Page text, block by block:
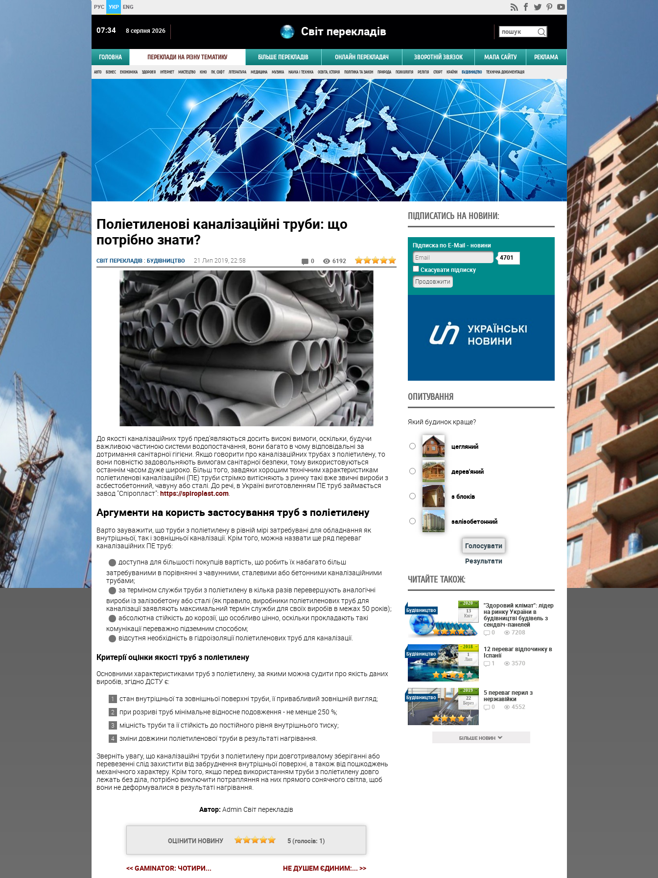
РУС УКР ENG
07 34 8 серпня 2026 Світ перекладів
ГОЛОВНА ПЕРЕКЛАДИ НА РІЗНУ ТЕМАТИКУ БІЛЬШЕ ПЕРЕКЛАДІВ ОНЛАЙН ПЕРЕКЛАДАЧ ЗВОРОТНІЙ ЗВЯЗОК МАПА САЙТУ РЕКЛАМА
АВТО БІЗНЕС ЕКОНОМІКА ЗДОРОВ'Я ІНТЕРНЕТ МИСТЕЦТВО КІНО ПК, СОФТ ЛІТЕРАТУРА МЕДИЦИНА МУЗИКА НАУКА І ТЕХНІКА ОСВІТА, ІСТОРІЯ ПОЛІТИКА ТА ЗАКОН ПРИРОДА ПСИХОЛОГІЯ РЕЛІГІЯ СПОРТ КРАЇНИ БУДІВНИЦТВО ТЕХНІЧНА ДОКУМЕНТАЦІЯ
Поліетиленові каналізаційні труби: що
потрібно знати?
СВІТ ПЕРЕКЛАДІВ: БУДІВНИЦТВО 21 Лип 2019 , 22:58 0 6192
До якості каналізаційних труб пред'являються досить високі вимоги, оскільки, будучи
важливою частиною системи водопостачання, вони багато в чому відповідальні за
дотримання санітарної гігієни. Якщо говорити про каналізаційних трубах з поліетилену, то
вони повністю задовольняють вимогам санітарної безпеки, тому використовуються
останнім часом дуже широко. Більш того, завдяки хорошим технічним характеристикам
поліетиленові каналізаційні (ПЕ) труби стрімко витісняють з ринку такі вже звичні вироби з
асбестобетонний, чавуну або сталі. До речі, в Україні виготовленням ПЕ труб займається
завод "Спіропласт": https://spiroplast.com.
Аргументи на користь застосування труб з поліетилену
Варто зауважити, що труби з поліетилену в рівній мірі затребувані для обладнання як
внутрішньої, так і зовнішньої каналізації. Крім того, можна назвати ще ряд переваг
каналізаційних ПЕ труб:
доступна для більшості покупців вартість, що робить їх набагато більш
затребуваними в порівнянні з чавунними, сталевими або бетонними каналізаційними
трубами;
за терміном служби труби з поліетилену в кілька разів перевершують аналогічні
вироби із залізобетону або сталі (як правило, виробники поліетиленових труб для
каналізації заявляють максимальний термін служби для своїх виробів в межах 50 років);
абсолютна стійкість до корозії, що особливо цінно, оскільки прокладають такі
комунікації переважно підземним способом;
відсутня необхідність в гідроізоляції поліетиленових труб для каналізації.
Критерії оцінки якості труб з поліетилену
Основними характеристиками труб з поліетилену, за якими можна судити про якість даних
виробів, згідно ДСТУ є:
стан внутрішньої та зовнішньої поверхні труби, її привабливий зовнішній вигляд;
при розриві труб мінімальне відносне подовження - не менше 250 %;
міцність труби та її стійкість до постійного рівня внутрішнього тиску;
зміни довжини поліетиленової труби в результаті нагрівання.
Зверніть увагу, що каналізаційні труби з поліетилену при довготривалому зберіганні або
перевезенні слід захистити від забруднення внутрішньої поверхні, а також від пошкоджень
механічного характеру. Крім того, якщо перед використанням труби з поліетилену довго
лежать без діла, потрібно виключити потрапляння на них прямого сонячного світла, щоб
вони не деформувалися в результаті нагрівання.
Автор: Admin Світ перекладів
ОЦІНИТИ НОВИНУ 5(голосів: 1)
<< GAMINATOR: ЧОТИРИ... НЕ ДУШЕМ ЄДИНИМ:... >>
ПІДПИСАТИСЬ НА НОВИНИ:
Підписка по E-Mail - новини
4701
Скасувати підписку
ОПИТУВАННЯ
Який будинок краще?
цегляний
дерев'яний
з блоків
залізобетонний
Голосувати
Результати
ЧИТАЙТЕ ТАКОЖ:
2020
13
Квіт
Будівництво
"Здоровий клімат": лідер
на ринку України в
будівництві будівель з
сендвіч-панелей
0
7208
2018
1
Лип
Будівництво
12 переваг відпочинку в
Іспанії
1
3570
2019
22
Берез
Будівництво
5 переваг перил з
нержавійки
0
4552
БІЛЬШЕ НОВИН